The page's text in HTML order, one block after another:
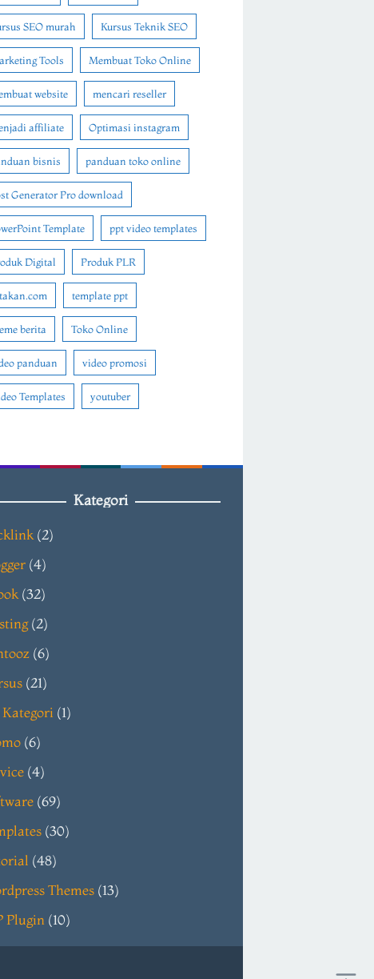
SEO murah Kursus Teknik SEO
Tools Membuat Toko Online
website mencari reseller
affiliate Optimasi instagram
bisnis panduan toko online
Generator Pro download
Template ppt video templates
Digital Produk PLR
template ppt
berita Toko Online
panduan video promosi
Templates youtuber
Kategori
(2)
(4)
(32)
(2)
(6)
(21)
(1)
(6)
(4)
(69)
(30)
(48)
Themes (13)
Plugin (10)